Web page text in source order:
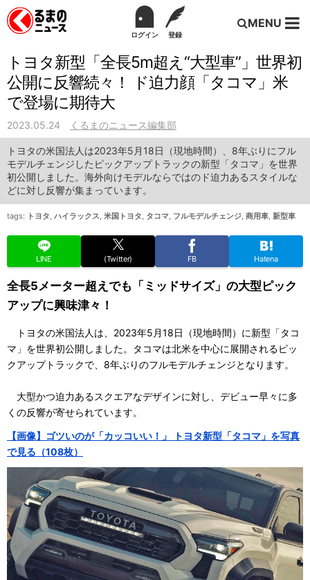
ログイン 登録
MENU
トヨタ新型「全長5m超え“大型車”」世界初
公開に反響続々！ ド迫力顔「タコマ」米
で登場に期待大
2023.05.24 くるまのニュース編集部
トヨタの米国法人は2023年5月18日（現地時間）、8年ぶりにフル
モデルチェンジしたピックアップトラックの新型「タコマ」を世界
初公開しました。海外向けモデルならではのド迫力あるスタイルな
どに対し反響が集まっています。
tags: トヨタ, ハイラックス, 米国トヨタ, タコマ, フルモデルチェンジ, 商用車, 新型車
LINE (Twitter) FB Hatena
全長5メーター超えでも「ミッドサイズ」の大型ピック
アップに興味津々！
トヨタの米国法人は、2023年5月18日（現地時間）に新型「タコ
マ」を世界初公開しました。タコマは北米を中心に展開されるピッ
クアップトラックで、8年ぶりのフルモデルチェンジとなります。
大型かつ迫力あるスクエアなデザインに対し、デビュー早々に多
くの反響が寄せられています。
【画像】ゴツいのが「カッコいい！」 トヨタ新型「タコマ」を写真
で見る（108枚）